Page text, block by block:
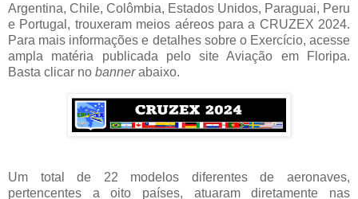
Argentina, Chile, Colômbia, Estados Unidos, Paraguai, Peru
e Portugal, trouxeram meios aéreos para a CRUZEX 2024.
Para mais informações e detalhes sobre o Exercício, acesse
ampla matéria publicada pelo site Aviação em Floripa.
Basta clicar no bannerabaixo.
Um total de 22 modelos diferentes de aeronaves,
pertencentes a oito países, atuaram diretamente nas